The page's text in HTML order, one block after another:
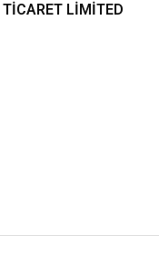
LIMITED